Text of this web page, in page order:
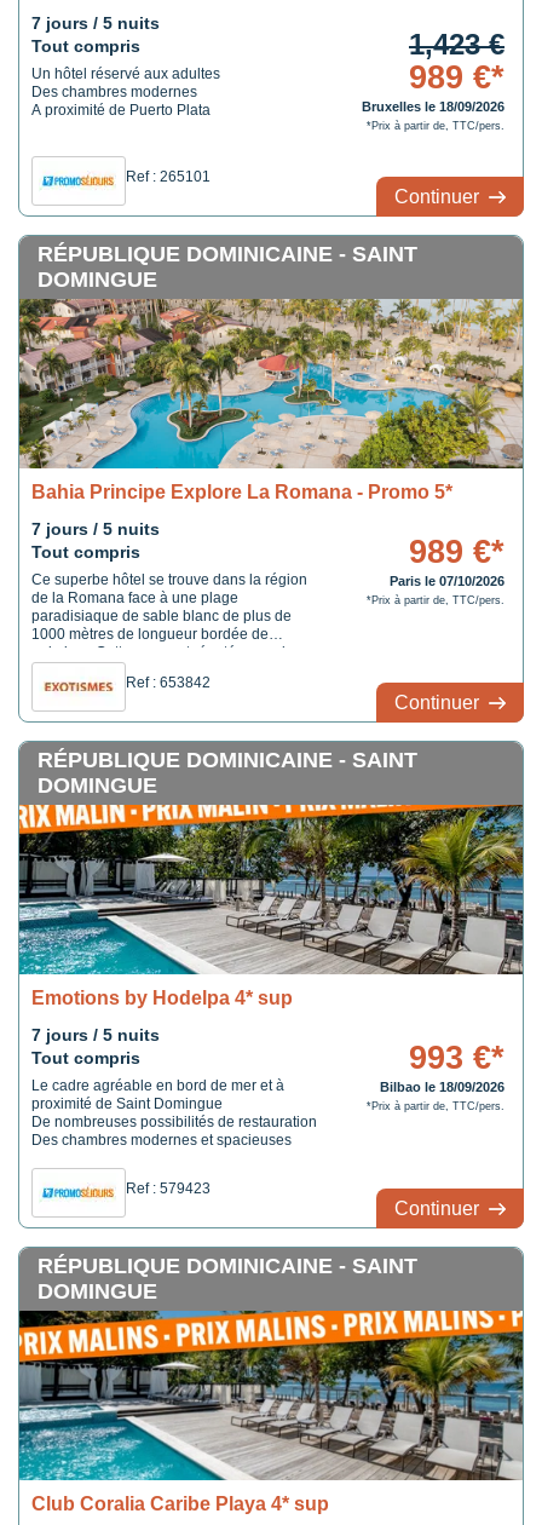
7 jours / 5 nuits
Tout compris
Un hôtel réservé aux adultes
Des chambres modernes
A proximité de Puerto Plata
Ref : 265101
1,423 €
989 €*
Bruxelles le 18/09/2026
*Prix à partir de, TTC/pers.
Continuer
RÉPUBLIQUE DOMINICAINE - SAINT
DOMINGUE
Bahia Principe Explore La Romana - Promo 5*
7 jours / 5 nuits
Tout compris
Ce superbe hôtel se trouve dans la région
de la Romana face à une plage
paradisiaque de sable blanc de plus de
1000 mètres de longueur bordée de
palmiers. Cette zone est réputée pour la
réplique d'un village méditerranéen du XVIe
siècle. L'hôtel Bahia Principe Explore La
Romana a été totalement rénové et se ...
Ref : 653842
989 €*
Paris le 07/10/2026
*Prix à partir de, TTC/pers.
Continuer
RÉPUBLIQUE DOMINICAINE - SAINT
DOMINGUE
Emotions by Hodelpa 4* sup
7 jours / 5 nuits
Tout compris
Le cadre agréable en bord de mer et à
proximité de Saint Domingue
De nombreuses possibilités de restauration
Des chambres modernes et spacieuses
Ref : 579423
993 €*
Bilbao le 18/09/2026
*Prix à partir de, TTC/pers.
Continuer
RÉPUBLIQUE DOMINICAINE - SAINT
DOMINGUE
Club Coralia Caribe Playa 4* sup